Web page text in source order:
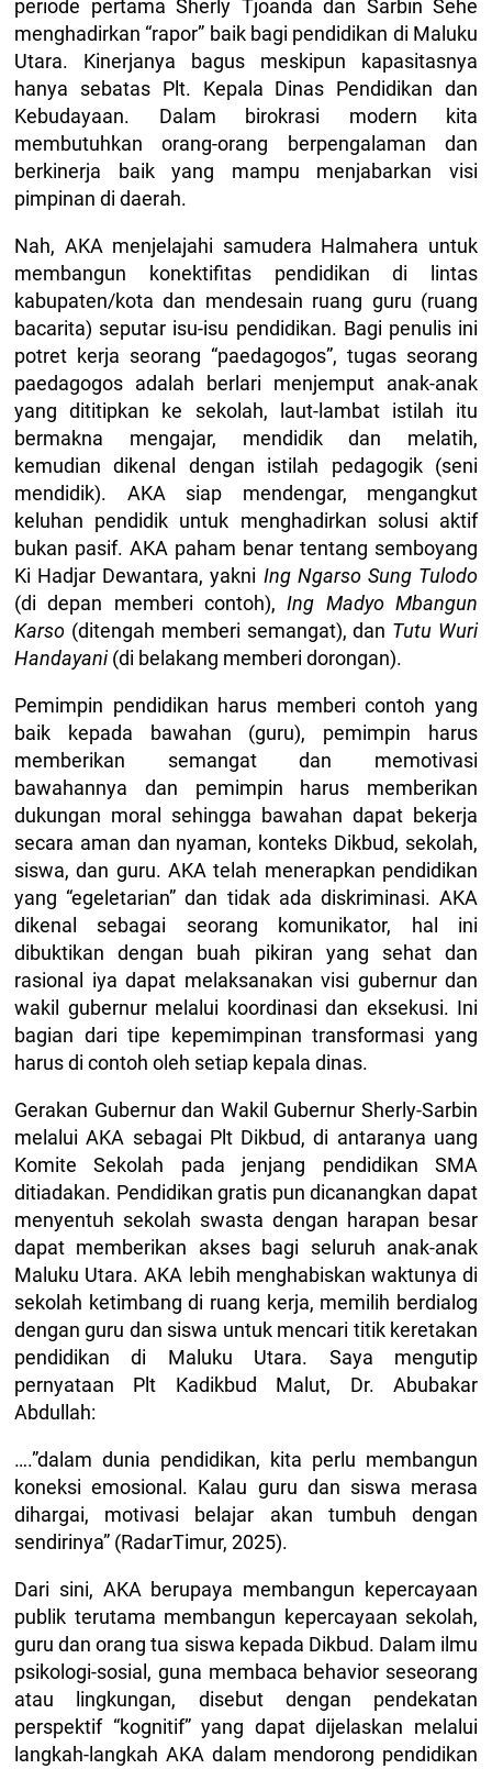
periode pertama Sherly Tjoanda dan Sarbin Sehe
menghadirkan “rapor” baik bagi pendidikan di Maluku
Utara. Kinerjanya bagus meskipun kapasitasnya
hanya sebatas Plt. Kepala Dinas Pendidikan dan
Kebudayaan. Dalam birokrasi modern kita
membutuhkan orang-orang berpengalaman dan
berkinerja baik yang mampu menjabarkan visi
pimpinan di daerah.
Nah, AKA menjelajahi samudera Halmahera untuk
membangun konektifitas pendidikan di lintas
kabupaten/kota dan mendesain ruang guru (ruang
bacarita) seputar isu-isu pendidikan. Bagi penulis ini
potret kerja seorang “paedagogos”, tugas seorang
paedagogos adalah berlari menjemput anak-anak
yang dititipkan ke sekolah, laut-lambat istilah itu
bermakna mengajar, mendidik dan melatih,
kemudian dikenal dengan istilah pedagogik (seni
mendidik). AKA siap mendengar, mengangkut
keluhan pendidik untuk menghadirkan solusi aktif
bukan pasif. AKA paham benar tentang semboyang
Ki Hadjar Dewantara, yakni Ing Ngarso Sung Tulodo
(di depan memberi contoh),Ing Madyo Mbangun
Karso (ditengah memberi semangat), dan Tutu Wuri
Handayani(di belakang memberi dorongan).
Pemimpin pendidikan harus memberi contoh yang
baik kepada bawahan (guru), pemimpin harus
memberikan semangat dan memotivasi
bawahannya dan pemimpin harus memberikan
dukungan moral sehingga bawahan dapat bekerja
secara aman dan nyaman, konteks Dikbud, sekolah,
siswa, dan guru. AKA telah menerapkan pendidikan
yang “egeletarian” dan tidak ada diskriminasi. AKA
dikenal sebagai seorang komunikator, hal ini
dibuktikan dengan buah pikiran yang sehat dan
rasional iya dapat melaksanakan visi gubernur dan
wakil gubernur melalui koordinasi dan eksekusi. Ini
bagian dari tipe kepemimpinan transformasi yang
harus di contoh oleh setiap kepala dinas.
Gerakan Gubernur dan Wakil Gubernur Sherly-Sarbin
melalui AKA sebagai Plt Dikbud, di antaranya uang
Komite Sekolah pada jenjang pendidikan SMA
ditiadakan. Pendidikan gratis pun dicanangkan dapat
menyentuh sekolah swasta dengan harapan besar
dapat memberikan akses bagi seluruh anak-anak
Maluku Utara. AKA lebih menghabiskan waktunya di
sekolah ketimbang di ruang kerja, memilih berdialog
dengan guru dan siswa untuk mencari titik keretakan
pendidikan di Maluku Utara. Saya mengutip
pernyataan Plt Kadikbud Malut, Dr. Abubakar
Abdullah:
….”dalam dunia pendidikan, kita perlu membangun
koneksi emosional. Kalau guru dan siswa merasa
dihargai, motivasi belajar akan tumbuh dengan
sendirinya” (RadarTimur, 2025).
Dari sini, AKA berupaya membangun kepercayaan
publik terutama membangun kepercayaan sekolah,
guru dan orang tua siswa kepada Dikbud. Dalam ilmu
psikologi-sosial, guna membaca behavior seseorang
atau lingkungan, disebut dengan pendekatan
perspektif “kognitif” yang dapat dijelaskan melalui
langkah-langkah AKA dalam mendorong pendidikan